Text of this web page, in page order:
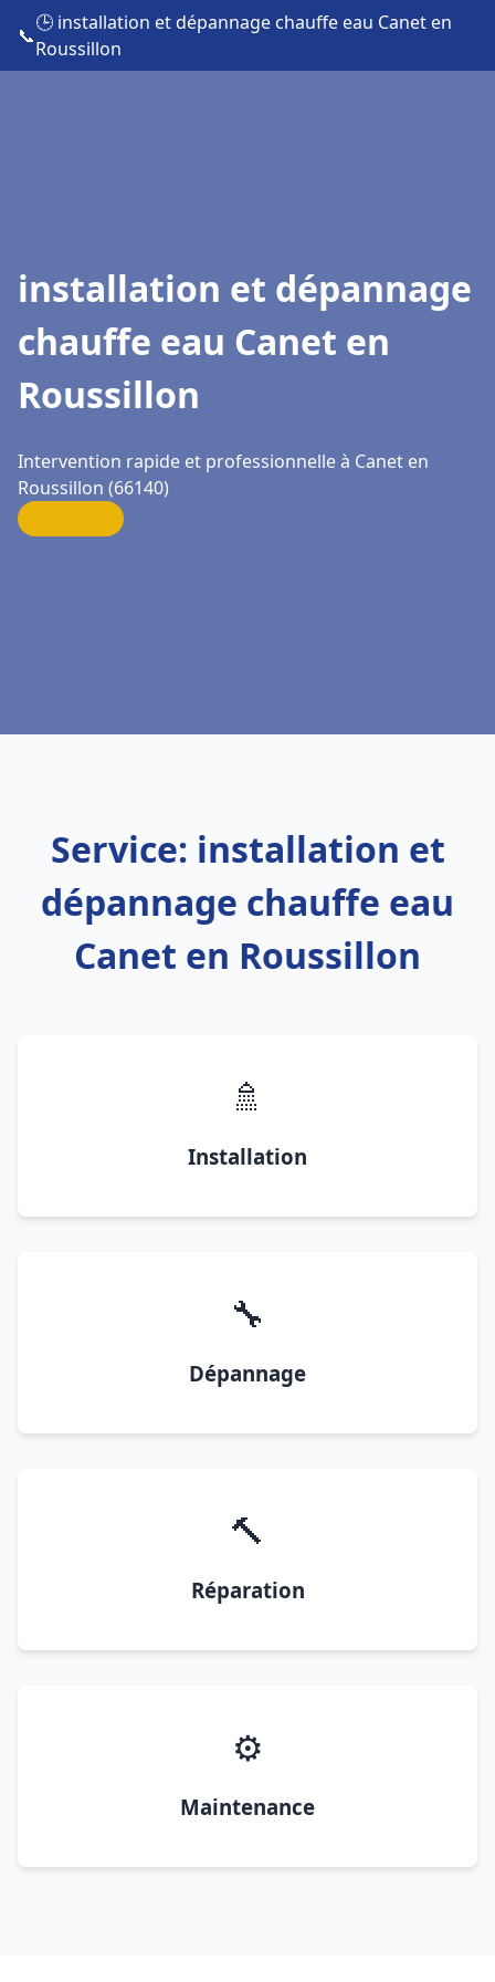
📞
🕒 installation et dépannage chauffe eau Canet en
Roussillon
installation et dépannage
chauffe eau Canet en
Roussillon
Intervention rapide et professionnelle à Canet en
Roussillon (66140)
Service: installation et
dépannage chauffe eau
Canet en Roussillon
🚿
Installation
🔧
Dépannage
🔨
Réparation
⚙️
Maintenance